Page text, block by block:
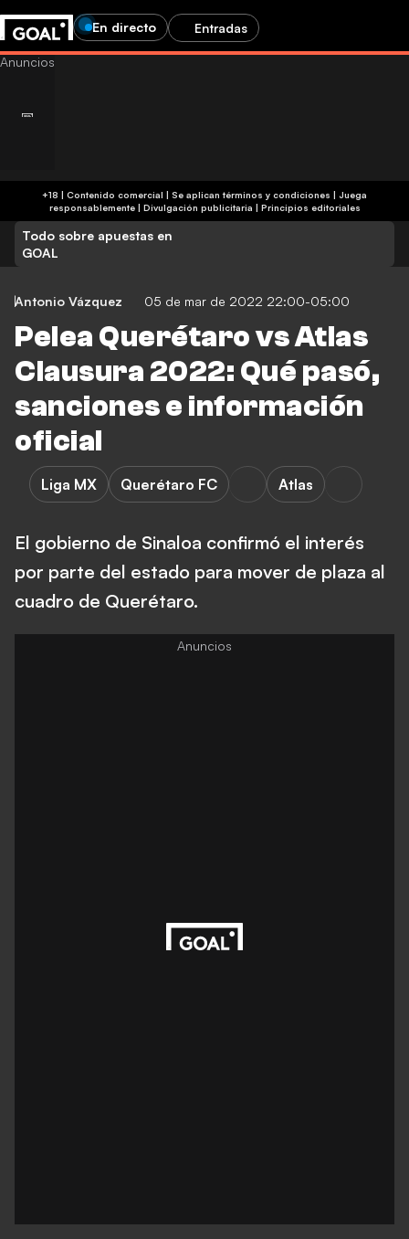
En directo Entradas
+18 | Contenido comercial | Se aplican términos y condiciones | Juega
responsablemente| Divulgación publicitaria | Principios editoriales
Todo sobre apuestas en
GOAL
Antonio Vázquez 05 de mar de 2022 22:00-05:00
Pelea Querétaro vs Atlas
Clausura 2022: Qué pasó,
sanciones e información
oficial
Liga MX Querétaro FC Atlas
El gobierno de Sinaloa confirmó el interés
por parte del estado para mover de plaza al
cuadro de Querétaro.